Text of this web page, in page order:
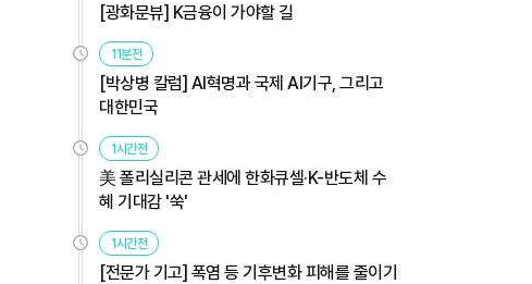
[광화문뷰] K금융이 가야할 길
11분전
[박상병 칼럼] AI혁명과 국제 AI기구, 그리고
대한민국
1시간전
美 폴리실리콘 관세에 한화큐셀·K-반도체 수
혜 기대감 '쑥'
1시간전
[전문가 기고] 폭염 등 기후변화 피해를 줄이기